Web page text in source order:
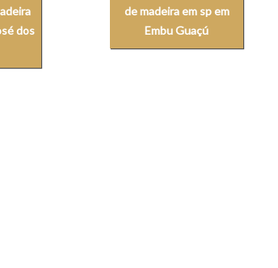
dos
de madeira em sp em
Embu Guaçú